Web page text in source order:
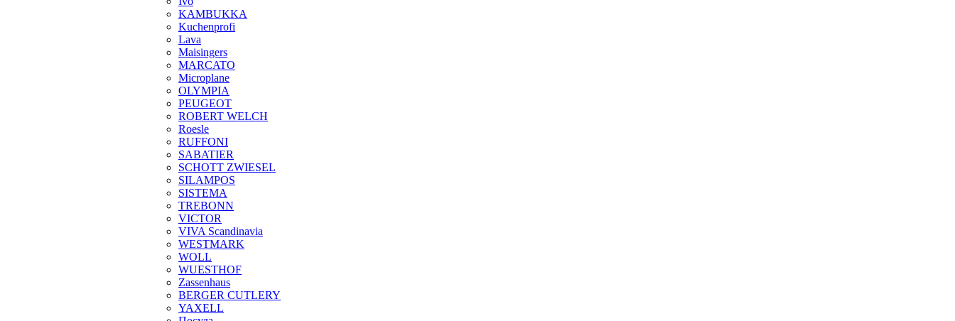
KAMBUKKA
Kuchenprofi
Lava
Maisingers
MARCATO
Microplane
OLYMPIA
PEUGEOT
ROBERT WELCH
Roesle
RUFFONI
SABATIER
SCHOTT ZWIESEL
SILAMPOS
SISTEMA
TREBONN
VICTOR
VIVA Scandinavia
WESTMARK
WOLL
WUESTHOF
Zassenhaus
BERGER CUTLERY
YAXELL